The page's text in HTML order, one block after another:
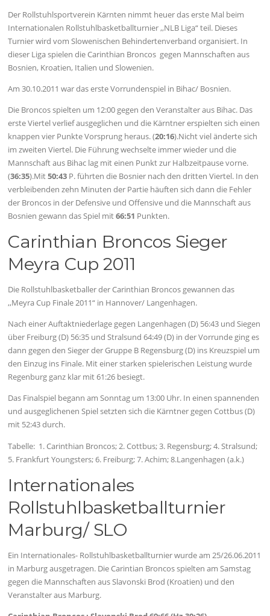
Der Rollstuhlsportverein Kärnten nimmt heuer das erste Mal beim
Internationalen Rollstuhlbasketballturnier ,,NLB Liga“ teil. Dieses
Turnier wird vom Slowenischen Behindertenverband organisiert. In
dieser Liga spielen die Carinthian Broncos gegen Mannschaften aus
Bosnien, Kroatien, Italien und Slowenien.
Am 30.10.2011 war das erste Vorrundenspiel in Bihac/ Bosnien.
Die Broncos spielten um 12:00 gegen den Veranstalter aus Bihac. Das
erste Viertel verlief ausgeglichen und die Kärntner erspielten sich einen
knappen vier Punkte Vorsprung heraus. (20:16).Nicht viel änderte sich
im zweiten Viertel. Die Führung wechselte immer wieder und die
Mannschaft aus Bihac lag mit einen Punkt zur Halbzeitpause vorne.
(36:35).Mit50:43 P. führten die Bosnier nach den dritten Viertel. In den
verbleibenden zehn Minuten der Partie häuften sich dann die Fehler
der Broncos in der Defensive und Offensive und die Mannschaft aus
Bosnien gewann das Spiel mit66:51 Punkten.
Carinthian Broncos Sieger
Meyra Cup 2011
Die Rollstuhlbasketballer der Carinthian Broncos gewannen das
,,Meyra Cup Finale 2011“ in Hannover/ Langenhagen.
Nach einer Auftaktniederlage gegen Langenhagen (D) 56:43 und Siegen
über Freiburg (D) 56:35 und Stralsund 64:49 (D) in der Vorrunde ging es
dann gegen den Sieger der Gruppe B Regensburg (D) ins Kreuzspiel um
den Einzug ins Finale. Mit einer starken spielerischen Leistung wurde
Regenburg ganz klar mit 61:26 besiegt.
Das Finalspiel begann am Sonntag um 13:00 Uhr. In einen spannenden
und ausgeglichenen Spiel setzten sich die Kärntner gegen Cottbus (D)
mit 52:43 durch.
Tabelle: 1. Carinthian Broncos; 2. Cottbus; 3. Regensburg; 4. Stralsund;
5. Frankfurt Youngsters; 6. Freiburg; 7. Achim; 8.Langenhagen (a.k.)
Internationales
Rollstuhlbasketballturnier
Marburg/ SLO
Ein Internationales- Rollstuhlbasketballturnier wurde am 25/26.06.2011
in Marburg ausgetragen. Die Carintian Broncos spielten am Samstag
gegen die Mannschaften aus Slavonski Brod (Kroatien) und den
Veranstalter aus Marburg.